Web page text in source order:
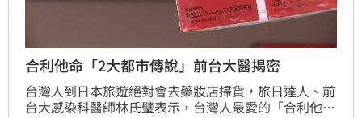
合利他命「2大都市傳說」前台大醫揭密
台灣人到日本旅遊絕對會去藥妝店掃貨，旅日達人、前
台大感染科醫師林氏璧表示，台灣人最愛的「合利他